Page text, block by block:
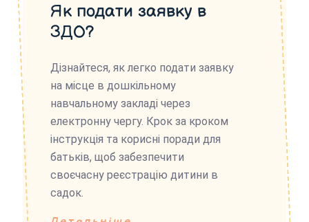
Як подати заявку в
ЗДО?
Дізнайтеся, як легко подати заявку
на місце в дошкільному
навчальному закладі через
електронну чергу. Крок за кроком
інструкція та корисні поради для
батьків, щоб забезпечити
своєчасну реєстрацію дитини в
садок.